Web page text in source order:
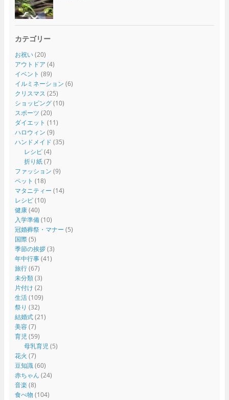
カテゴリー
お祝い(20)
アウトドア (4)
イベント (89)
イルミネーション (6)
クリスマス (25)
ショッピング(10)
スポーツ (20)
ダイエット (11)
ハロウィン (9)
ハンドメイド (35)
レシピ(4)
折り紙(7)
ファッション (9)
ペット (18)
マタニティー (14)
レシピ(10)
健康(40)
入学準備(10)
冠婚葬祭・マナー (5)
国際(5)
季節の挨拶(3)
年中行事(41)
旅行(67)
未分類(3)
片付け (2)
生活(109)
祭り (32)
結婚式(21)
美容(7)
育児(59)
母乳育児(5)
花火 (7)
豆知識(60)
赤ちゃん (24)
音楽 (8)
食べ物 (104)